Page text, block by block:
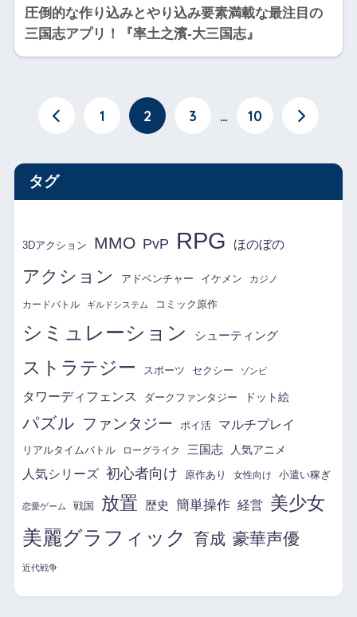
圧倒的な作り込みとやり込み要素満載な最注目の
三国志アプリ！『率土之濱-大三国志』
1 2 3 … 10
タグ
3Dアクション MMO PvP RPG ほのぼの
アクション アドベンチャー イケメン カジノ
カードバトル ギルドシステム コミック原作
シミュレーション シューティング
ストラテジー スポーツ セクシー ゾンビ
タワーディフェンス ダークファンタジー ドット絵
パズル ファンタジー ポイ活 マルチプレイ
リアルタイムバトル ローグライク 三国志 人気アニメ
人気シリーズ 初心者向け 原作あり 女性向け 小遣い稼ぎ
恋愛ゲーム 戦国 放置 歴史 簡単操作 経営 美少女
美麗グラフィック 育成 豪華声優
近代戦争